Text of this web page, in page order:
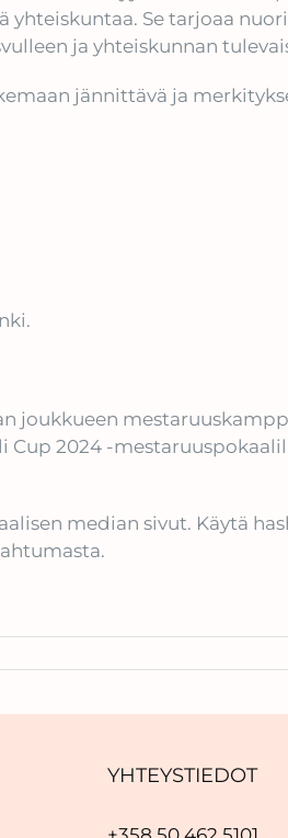
Se tarjoaa
ja yhteiskunnan
jännittävä ja
joukkueen
Cup 2024 -
median sivut. Käytä
YHTEYSTIEDOT